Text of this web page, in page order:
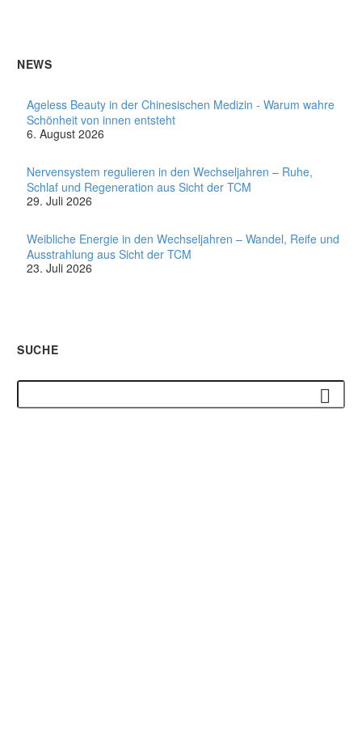
NEWS
Ageless Beauty in der Chinesischen Medizin - Warum wahre
Schönheit von innen entsteht
6. August 2026
Nervensystem regulieren in den Wechseljahren – Ruhe,
Schlaf und Regeneration aus Sicht der TCM
29. Juli 2026
Weibliche Energie in den Wechseljahren – Wandel, Reife und
Ausstrahlung aus Sicht der TCM
23. Juli 2026
SUCHE